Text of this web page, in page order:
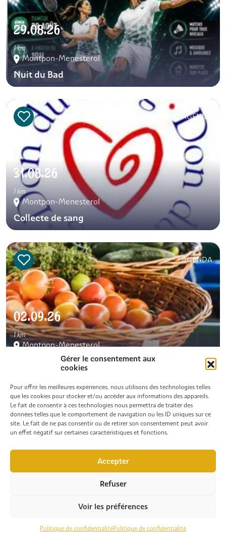
Gérer le consentement aux
cookies
Pour offrir les meilleures expériences, nous utilisons des technologies telles
que les cookies pour stocker et/ou accéder aux informations des appareils.
Le fait de consentir à ces technologies nous permettra de traiter des
données telles que le comportement de navigation ou les ID uniques sur ce
site. Le fait de ne pas consentir ou de retirer son consentement peut avoir
un effet négatif sur certaines caractéristiques et fonctions.
Accepter
Refuser
Voir les préférences
Politique de confidentialitéPolitique de confidentialité
29.08.26
1 km
Montpon-Menesterol
Nuit du Bad
AGENDA
31.08.26
1 km
Montpon-Menesterol
Collecte de sang
AGENDA
02.09.26
1 km
Montpon-Menesterol
Marché hebdomadaire
AGENDA
Braderie de commerçants, artisans, créateurs